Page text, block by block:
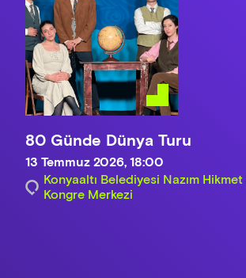
80 Günde Dünya Turu
13 Temmuz 2026, 18:00
Konyaaltı Belediyesi Nazım
Kongre Merkezi